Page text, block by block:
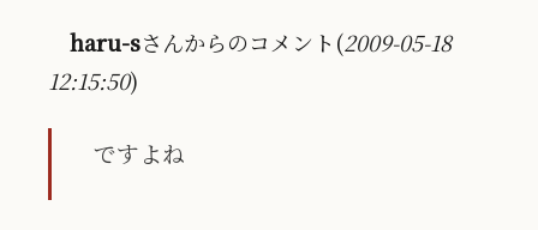
haru-sさんからのコメント(2009-05-18
12:15:50)
ですよね